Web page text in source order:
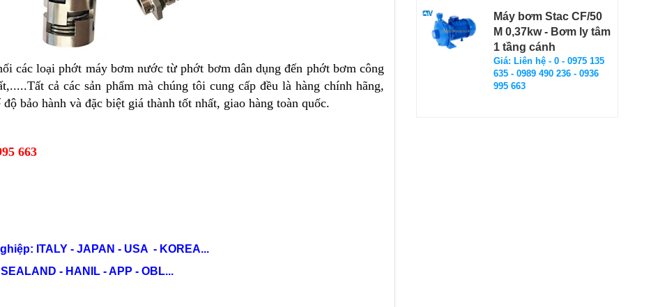
các loại phớt máy bơm nước từ phớt bơm dân dụng đến phớt bơm công
cả các sản phẩm mà chúng tôi cung cấp đều là hàng chính hãng,
bảo hành và đặc biệt giá thành tốt nhất, giao hàng toàn quốc.
663
ITALY - JAPAN - USA - KOREA...
- HANIL - APP - OBL...
Máy bơm Stac CF/50
M 0,37kw - Bơm ly tâm
1 tầng cánh
Giá: Liên hệ - 0 - 0975 135
635 - 0989 490 236 - 0936
995 663